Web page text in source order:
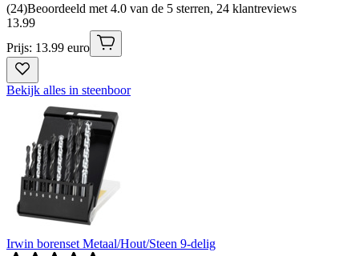
(24)Beoordeeld met 4.0 van de 5 sterren, 24 klantreviews
13.99
Prijs: 13.99 euro
Bekijk alles in steenboor
Irwin borenset Metaal/Hout/Steen 9-delig